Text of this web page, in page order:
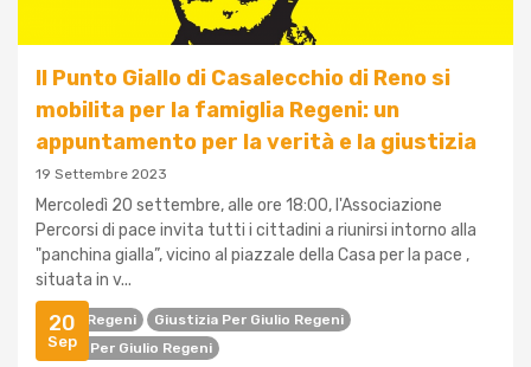
20
Sep
Il Punto Giallo di Casalecchio di Reno si
mobilita per la famiglia Regeni: un
appuntamento per la verità e la giustizia
19 Settembre 2023
Mercoledì 20 settembre, alle ore 18:00, l'Associazione
Percorsi di pace invita tutti i cittadini a riunirsi intorno alla
"panchina gialla”, vicino al piazzale della Casa per la pace ,
situata in v...
Giulio Regeni
Giustizia Per Giulio Regeni
Verità Per Giulio Regeni